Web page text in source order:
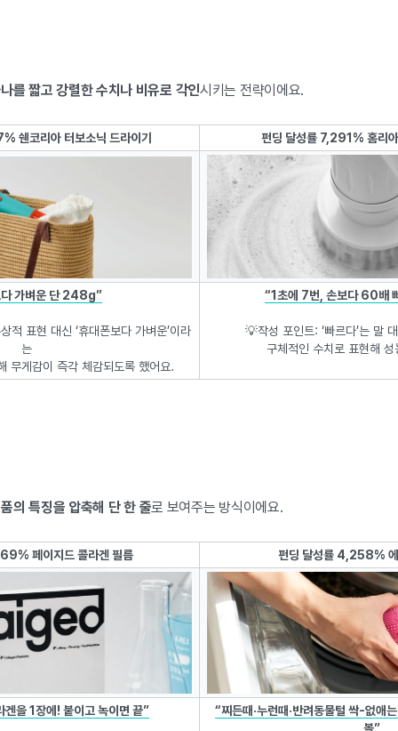
를 짧고 강렬한 수치나 비유로 각인시키는 전략이에요.
쉔코리아 터보소닉 드라이기 펀딩 달성률 7,291% 홈리
다 가벼운 단 248g”
적 표현 대신 ‘휴대폰보다 가벼운’이라
는
무게감이 즉각 체감되도록 했어요.
“1초에 7번, 손보다 60배
💡작성 포인트: ‘빠르다’는 말
구체적인 수치로 표현해
의 특징을 압축해 단 한 줄로 보여주는 방식이에요.
페이지드 콜라겐 필름 펀딩 달성률 4,258% 에
을 1장에! 붙이고 녹이면 끝”
“찌든때·누런때·반려동물털 싹-없애